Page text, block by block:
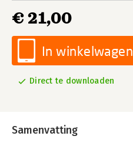
€ 21,00
In winkelwagen
Direct te downloaden
Samenvatting